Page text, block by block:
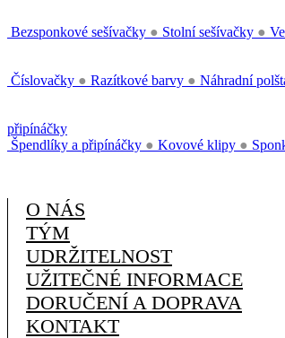
Bezsponkové sešívačky ● Stolní sešívačky ●
Číslovačky ● Razítkové barvy ● Náhradní
připínáčky
Špendlíky a připínáčky ● Kovové klipy ●
O NÁS
TÝM
UDRŽITELNOST
UŽITEČNÉ INFORMACE
DORUČENÍ A DOPRAVA
KONTAKT